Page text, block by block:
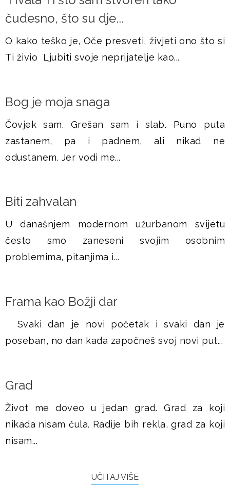
čudesno, što su dje...
O kako teško je, Oče presveti, živjeti ono što si
Ti živio Ljubiti svoje neprijatelje kao...
​Bog je moja snaga
Čovjek sam. Grešan sam i slab. Puno puta
zastanem, pa i padnem, ali nikad ne
odustanem. Jer vodi me...
Biti zahvalan
U današnjem modernom užurbanom svijetu
često smo zaneseni svojim osobnim
problemima, pitanjima i...
Frama kao Božji dar
Svaki dan je novi početak i svaki dan je
poseban, no dan kada započneš svoj novi put...
Grad
Život me doveo u jedan grad. Grad za koji
nikada nisam čula. Radije bih rekla, grad za koji
nisam...
UČITAJ VIŠE